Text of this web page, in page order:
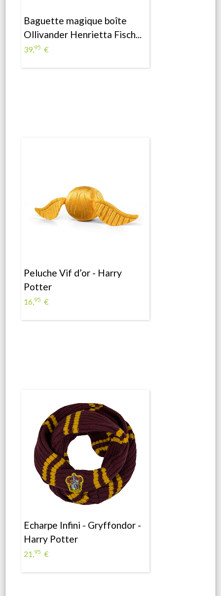
Baguette magique boîte
Ollivander Henrietta Fisch...
39, 95 €
Peluche Vif d’or - Harry
Potter
16, 95 €
Echarpe Infini - Gryffondor -
Harry Potter
21, 95 €